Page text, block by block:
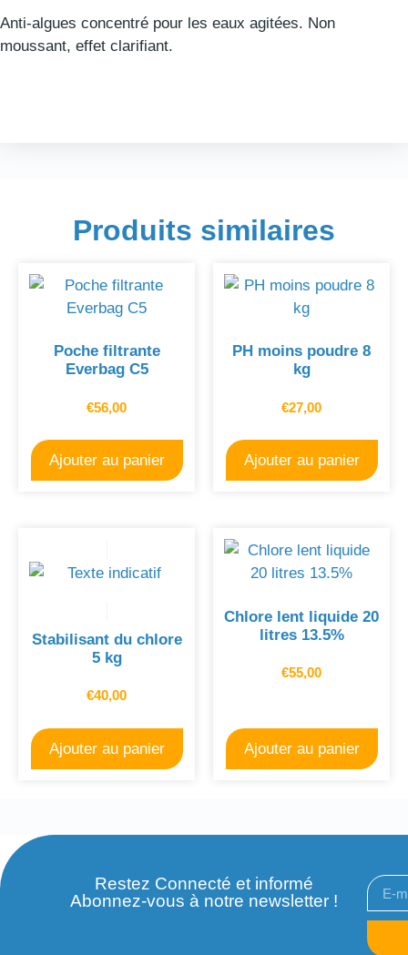
Anti-algues concentré pour les eaux agitées. Non
moussant, effet clarifiant.
Produits similaires
Poche filtrante
Everbag C5
€56,00
Ajouter au panier
PH moins poudre 8
kg
€27,00
Ajouter au panier
Stabilisant du chlore
5 kg
€40,00
Ajouter au panier
Chlore lent liquide 20
litres 13.5%
€55,00
Ajouter au panier
Restez Connecté et informé
Abonnez-vous à notre newsletter !